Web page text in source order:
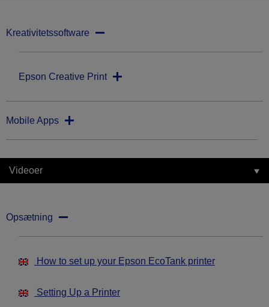
Kreativitetssoftware
Epson Creative Print
Mobile Apps
Videoer
Opsætning
How to set up your Epson EcoTank printer
Setting Up a Printer